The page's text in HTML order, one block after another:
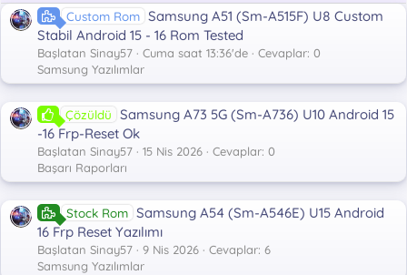
Custom Rom Samsung A51 (Sm-A515F) U8 Custom
Stabil Android 15 - 16 Rom Tested
Başlatan Sinay57 Cuma saat 13:36'de
Cevaplar: 0
Samsung Yazılımlar
Çözüldü Samsung A73 5G (Sm-A736) U10 Android 15
-16 Frp-Reset Ok
Başlatan Sinay57 15 Nis 2026
Cevaplar: 0
Başarı Raporları
Stock Rom Samsung A54 (Sm-A546E) U15 Android
16 Frp Reset Yazılımı
Başlatan Sinay57 9 Nis 2026
Cevaplar: 6
Samsung Yazılımlar